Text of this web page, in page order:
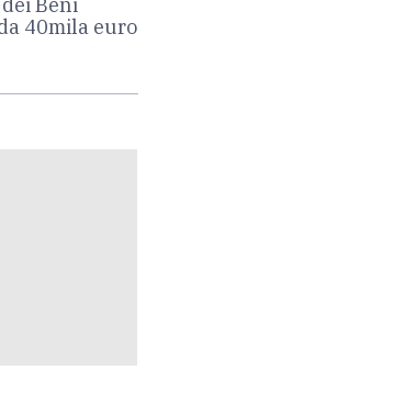
40mila euro